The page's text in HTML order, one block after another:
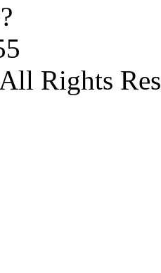
Rights